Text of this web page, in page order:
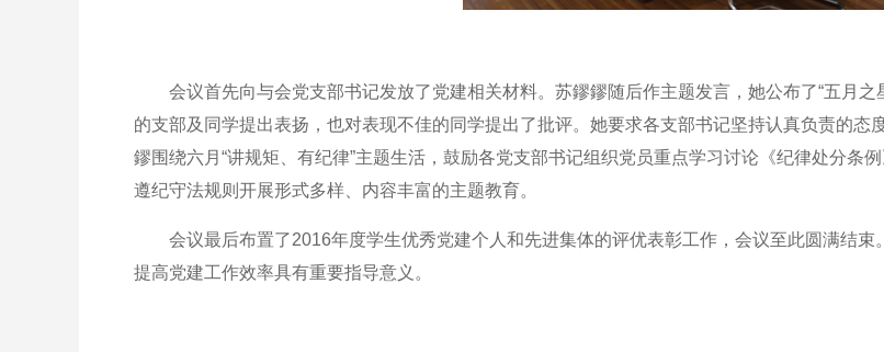
会议首先向与会党支部书记发放了党建相关材料。苏鏐鏐随后作主题发言，她公布了“五月之
的支部及同学提出表扬，也对表现不佳的同学提出了批评。她要求各支部书记坚持认真负责的
鏐围绕六月“讲规矩、有纪律”主题生活，鼓励各党支部书记组织党员重点学习讨论《纪律处分条
遵纪守法规则开展形式多样、内容丰富的主题教育。
会议最后布置了2016年度学生优秀党建个人和先进集体的评优表彰工作，会议至此圆满结束
提高党建工作效率具有重要指导意义。